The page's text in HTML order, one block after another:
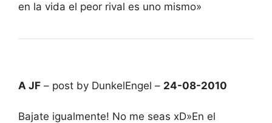
en la vida el peor rival es uno mismo»
A JF – post by DunkelEngel – 24-08-2010
Bajate igualmente! No me seas xD»En el